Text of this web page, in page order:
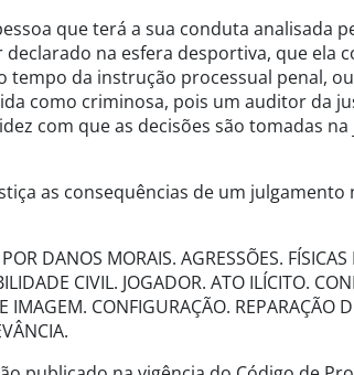
que terá a sua conduta analisada
na esfera desportiva, que ela
da instrução processual penal,
como criminosa, pois um auditor da
com que as decisões são tomadas
as consequências de um
DANOS MORAIS. AGRESSÕES.
CIVIL. JOGADOR. ATO ILÍCITO.
CONFIGURAÇÃO. REPARAÇÃO